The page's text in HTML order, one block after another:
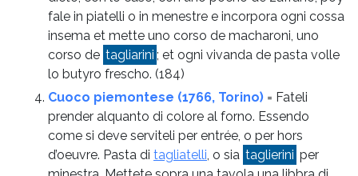
fale in piatelli o in menestre e incorpora ogni cossa
insema et mette uno corso de macharoni, uno
corso de tagliarini ; et ogni vivanda de pasta volle
lo butyro frescho. (184)
Cuoco piemontese (1766, Torino) = Fateli
prender alquanto di colore al forno. Essendo
come si deve serviteli per entrée, o per hors
d’oeuvre. Pasta di tagliatelli, o sia taglierini per